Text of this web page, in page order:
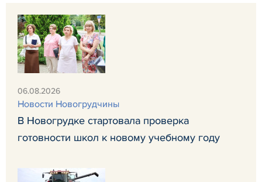
06.08.2026
Новости Новогрудчины
В Новогрудке стартовала проверка
готовности школ к новому учебному году